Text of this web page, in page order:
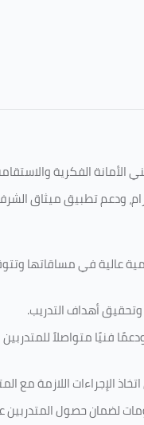
الأمانة الفكرية
ودعم تطبيق ميثاق
عالية في مساقاتها
أهداف التدريب.
فنيًا متواصلاً
اللازمة مع
لضمان حصول المتدربين